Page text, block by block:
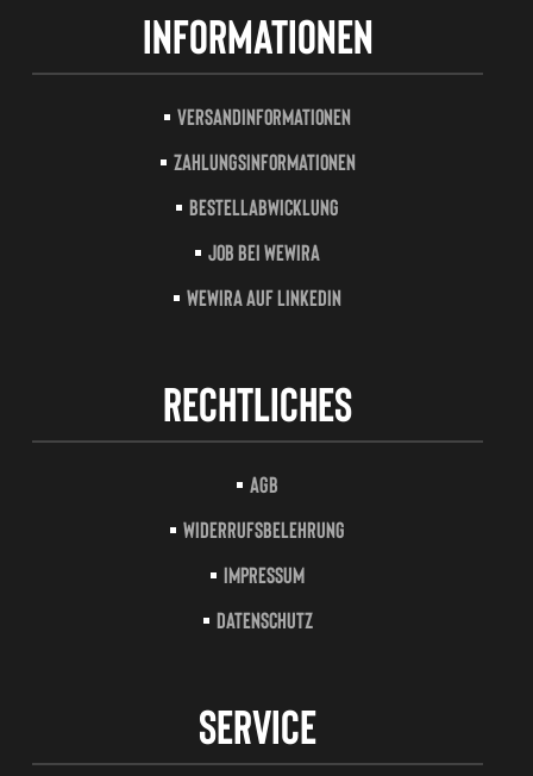
Informationen
Versandinformationen
Zahlungsinformationen
Bestellabwicklung
Job bei Wewira
Wewira auf LinkedIn
Rechtliches
AGB
Widerrufsbelehrung
Impressum
Datenschutz
Service